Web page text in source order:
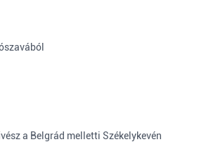
a Belgrád melletti Székelykevén